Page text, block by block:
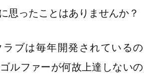
思ったことはありませんか？
ブは毎年開発されているの
ルファーが何故上達しないの